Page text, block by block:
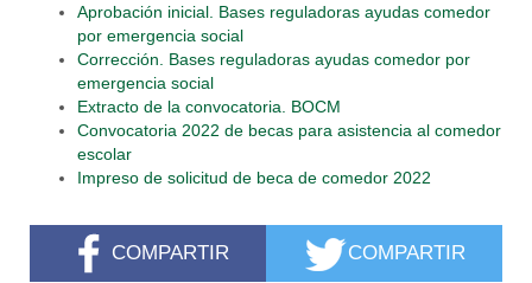
Aprobación inicial. Bases reguladoras ayudas comedor
por emergencia social
Corrección. Bases reguladoras ayudas comedor por
emergencia social
Extracto de la convocatoria. BOCM
Convocatoria 2022 de becas para asistencia al comedor
escolar
Impreso de solicitud de beca de comedor 2022
COMPARTIR COMPARTIR